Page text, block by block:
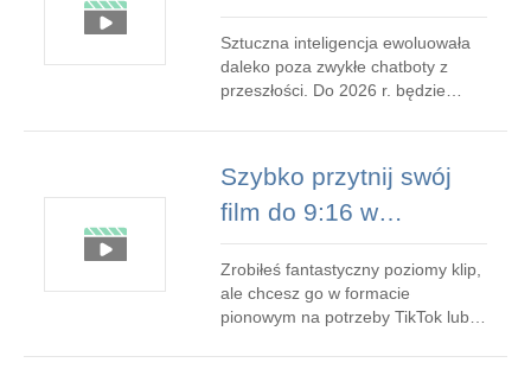
automatyzacja,
rozszerzanie i
sprawczość kształtują
naszą przyszłość
Sztuczna inteligencja ewoluowała
daleko poza zwykłe chatboty z
przeszłości. Do 2026 r. będzie
życia codziennego, dostarczając
funkcje:Automatyzacja ,
Wzmocnienie i Agencja .
pomoż
Szybko przytnij swój
film do 9:16 w
przypadku TikTok,
filmów i filmów
Short:przewodnik krok
po kroku
Zrobiłeś fantastyczny poziomy klip,
ale chcesz go w formacie
pionowym na potrzeby TikTok lub